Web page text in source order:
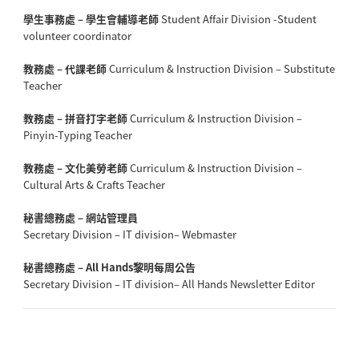
學生事務處 – 學生會輔導老師Student Affair Division -Student
volunteer coordinator
教務處 – 代課老師Curriculum & Instruction Division – Substitute
Teacher
教務處 – 拼音打字老師Curriculum & Instruction Division –
Pinyin-Typing Teacher
教務處 – 文化美勞老師Curriculum & Instruction Division –
Cultural Arts & Crafts Teacher
秘書總務處 – 網站管理員
Secretary Division – IT division– Webmaster
秘書總務處 – All Hands黎明每周公告
Secretary Division – IT division– All Hands Newsletter Editor